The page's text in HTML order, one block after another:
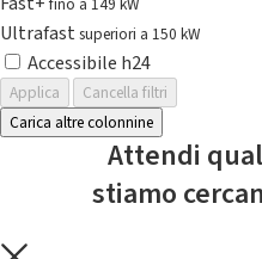
Ultrafast superiori a 150 kW
Accessibile h24
Applica
Cancella filtri
Carica altre colonnine
Attendi
stiamo